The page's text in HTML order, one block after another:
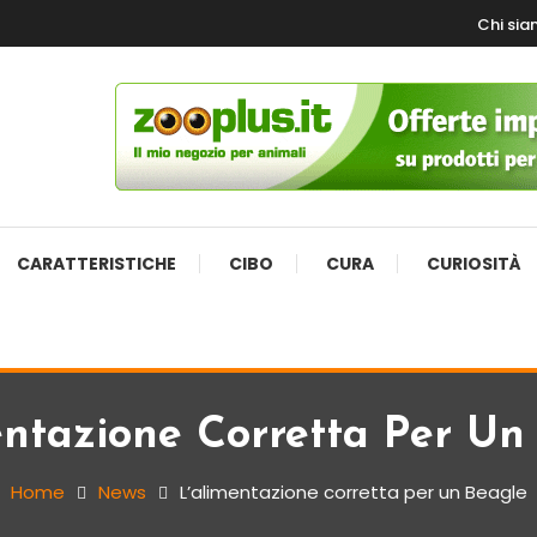
Chi
CARATTERISTICHE CIBO CURA CURIOSITÀ
Corretta Per
Home News L’alimentazione corretta per un Beagle